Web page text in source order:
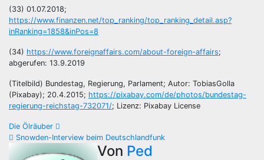
(33) 01.07.2018;
https://www.finanzen.net/top_ranking/top_ranking_detail.asp?
inRanking=1858&inPos=8
(34) https://www.foreignaffairs.com/about-foreign-affairs;
abgerufen: 13.9.2019
(Titelbild) Bundestag, Regierung, Parlament; Autor: TobiasGolla
(Pixabay); 20.4.2015; https://pixabay.com/de/photos/bundestag-
regierung-reichstag-732071/; Lizenz: Pixabay License
Beitragsnavigation
Die Ölräuber
Snowden-Interview beim Deutschlandfunk
Von Ped